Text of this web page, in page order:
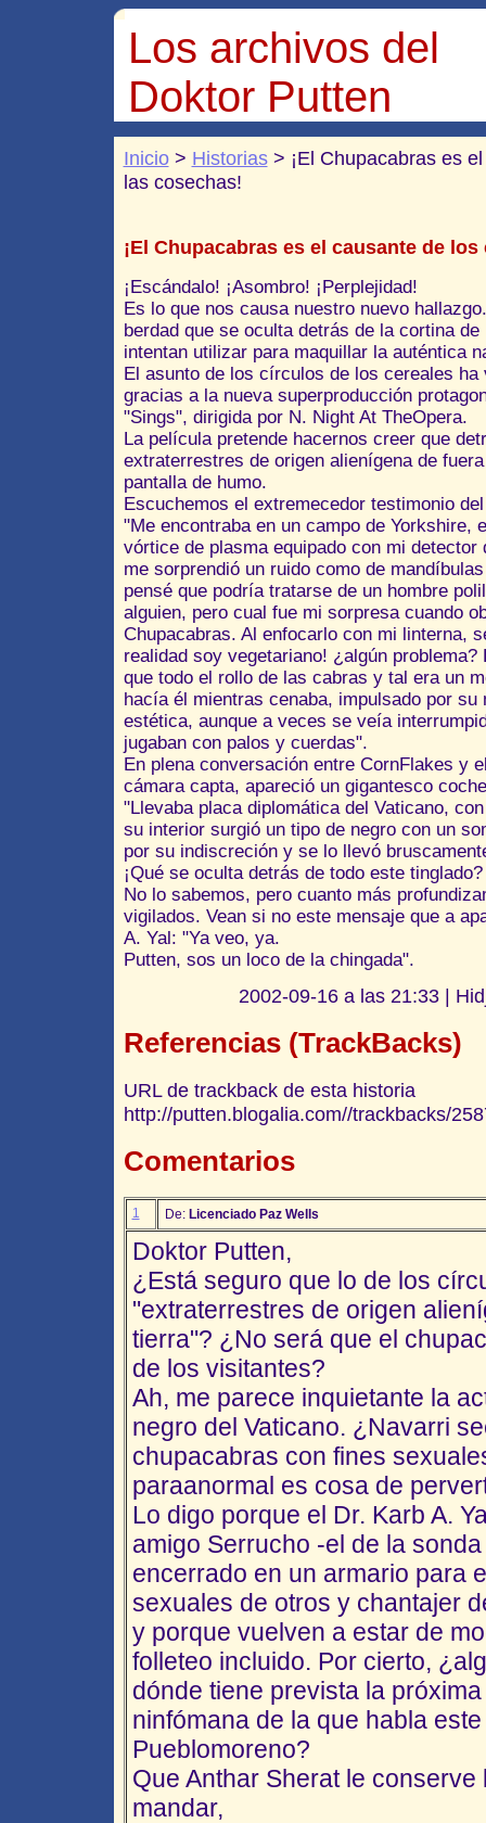
Los archivos del
Doktor Putten
Inicio> Historias> ¡El Chupacabras es
las cosechas!
¡El Chupacabras es el causante de
¡Escándalo! ¡Asombro! ¡Perplejidad!
Es lo que nos causa nuestro nuevo
berdad que se oculta detrás de la cortina
intentan utilizar para maquillar la auténtica
El asunto de los círculos de los cereales ha
gracias a la nueva superproducción
"Sings", dirigida por N. Night At TheOpera.
La película pretende hacernos creer que
extraterrestres de origen alienígena de
pantalla de humo.
Escuchemos el extremecedor testimonio
"Me encontraba en un campo de Yorkshire,
vórtice de plasma equipado con mi
me sorprendió un ruido como de
pensé que podría tratarse de un hombre
alguien, pero cual fue mi sorpresa cuando
Chupacabras. Al enfocarlo con mi linterna,
realidad soy vegetariano! ¿algún
que todo el rollo de las cabras y tal era un
hacía él mientras cenaba, impulsado por
estética, aunque a veces se veía
jugaban con palos y cuerdas".
En plena conversación entre CornFlakes y
cámara capta, apareció un gigantesco
"Llevaba placa diplomática del Vaticano,
su interior surgió un tipo de negro con un
por su indiscreción y se lo llevó
¡Qué se oculta detrás de todo este tinglado?
No lo sabemos, pero cuanto más
vigilados. Vean si no este mensaje que a
A. Yal: "Ya veo, ya.
Putten, sos un loco de la chingada".
2002-09-16 a las 21:33 |
Referencias (TrackBacks)
URL de trackback de esta historia
http://putten.blogalia.com//trackbacks/
Comentarios
1 De: Licenciado Paz Wells
Doktor Putten,
¿Está seguro que lo de los
"extraterrestres de origen
tierra"? ¿No será que el
de los visitantes?
Ah, me parece inquietante la
negro del Vaticano. ¿Navarri
chupacabras con fines
paraanormal es cosa de
Lo digo porque el Dr. Karb A.
amigo Serrucho -el de la
encerrado en un armario para
sexuales de otros y chantajer
y porque vuelven a estar de
folleteo incluido. Por cierto,
dónde tiene prevista la
ninfómana de la que habla
Pueblomoreno?
Que Anthar Sherat le conserve
mandar,